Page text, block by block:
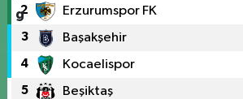
2 Erzurumspor FK
3 Başakşehir
4 Kocaelispor
5 Beşiktaş